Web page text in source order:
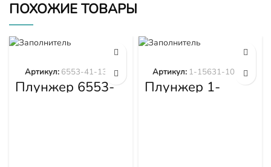
ПОХОЖИЕ ТОВАРЫ
Плунжер 6553-
41-1300
Артикул: 6553-41-1300
Плунжер 1-
15631-101-0
Артикул: 1-15631-101-0